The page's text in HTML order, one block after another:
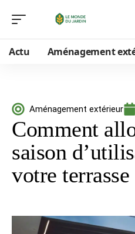
Actu Aménagement
Aménagement extérieur
Comment
saison
votre terrasse